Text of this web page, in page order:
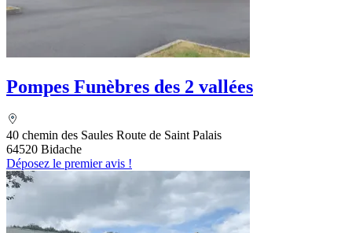
Pompes Funèbres des 2 vallées
40 chemin des Saules Route de Saint Palais
64520 Bidache
Déposez le premier avis !